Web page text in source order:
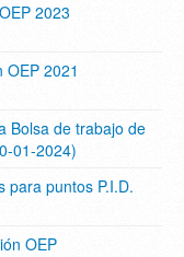
2023
2021
Bolsa de trabajo de
01-2024)
para puntos P.I.D.
OEP